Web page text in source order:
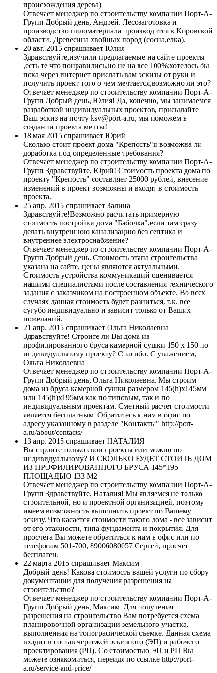
происхождения дерева)
Отвечает менеджер по строительству компании Порт-А-
Групп Добрый день, Андрей. Лесозаготовка и
производство пиломатериала производится в Кировской
области. Древесина хвойных пород (сосна,елка).
20 авг. 2015 спрашивает Юлия
Здравствуйте,изучили предлагаемые на сайте проекты
,есть те что понравились,но не на все 100%;хотелось бы
пока через интернет прислать вам эскизы от руки и
получить проект того о чем мечтается,возможно ли это?
Отвечает менеджер по строительству компании Порт-А-
Групп Добрый день, Юлия! Да, конечно, мы занимаемся
разработкой индивидуальных проектов, присылайте
Ваш эскиз на почту ksv@port-a.ru, мы поможем в
создании проекта мечты!
18 мая 2015 спрашивает Юрий
Сколько стоит проект дома "Крепость"и возможна ли
доработка под определенные требования?
Отвечает менеджер по строительству компании Порт-А-
Групп Здравствуйте, Юрий! Стоимость проекта дома по
проекту "Крепость" составляет 25000 рублей, внесение
изменений в проект возможны и входят в стоимость
проекта.
25 апр. 2015 спрашивает Залина
Здравствуйте!Возможно расчитать примерную
стоимость постройки дома "Бабочка",если там сразу
делать внутреннюю канализацию без септика и
внутреннее электроснабжение?
Отвечает менеджер по строительству компании Порт-А-
Групп Добрый день. Стоимость этапа строительства
указана на сайте, цены являются актуальными.
Стоимость устройства коммуникаций оценивается
нашими специалистами после составления технического
задания с заказчиком на построенном объекте. Во всех
случаях данная стоимость будет разниться, т.к. все
сугубо индивидуально и зависит только от Ваших
пожеланий.
21 апр. 2015 спрашивает Ольга Николаевна
Здравствуйте! Строите ли Вы дома из
профилированного бруса камерной сушки 150 х 150 по
индивидуальному проекту? Спасибо. С уважением,
Ольга Николаевна
Отвечает менеджер по строительству компании Порт-А-
Групп Добрый день, Ольга Николаевна. Мы строим
дома из бруса камерной сушки размером 145(h)х145мм
или 145(h)х195мм как по типовым, так и по
индивидуальным проектам. Сметный расчет стоимости
является бесплатным. Обратитесь к нам в офис по
адресу указанному в разделе "Контакты" http://port-
a.ru/about/contacts/
13 апр. 2015 спрашивает НАТАЛИЯ
Вы строите только свои проекты или можно по
индивидуальному? И СКОЛЬКО БУДЕТ СТОИТЬ ДОМ
ИЗ ПРОФИЛИРОВАННОГО БРУСА 145*195
ПЛОЩАДЬЮ 133 М2
Отвечает менеджер по строительству компании Порт-А-
Групп Здравствуйте, Наталия! Мы являемся не только
строительной, но и проектной организацией, поэтому
имеем возможность выполнить проект по Вашему
эскизу. Что касается стоимости такого дома - все зависит
от его этажности, типа фундамента и покрытия. Для
просчета Вы можете обратиться к нам в офис или по
телефонам 501-700, 89006080057 Сергей, просчет
бесплатен.
22 марта 2015 спрашивает Максим
Добрый день! Какова стоимость вашей услуги по сбору
документации для получения разрешения на
строительство?
Отвечает менеджер по строительству компании Порт-А-
Групп Добрый день, Максим. Для получения
разрешения на строительство Вам потребуется схема
планировочной организации земельного участка,
выполненная на топографической съемке. Данная схема
входит в состав чертежей эскизного (ЭП) и рабочего
проектирования (РП). Со стоимостью ЭП и РП Вы
можете ознакомиться, перейдя по ссылке http://port-
a.ru/service-and-price/